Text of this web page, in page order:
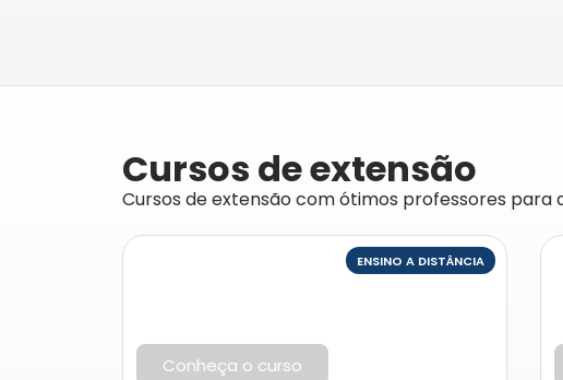
Cursos de extensão
Cursos de extensão com ótimos professores para
Conheça o curso
ENSINO A DISTÂNCIA